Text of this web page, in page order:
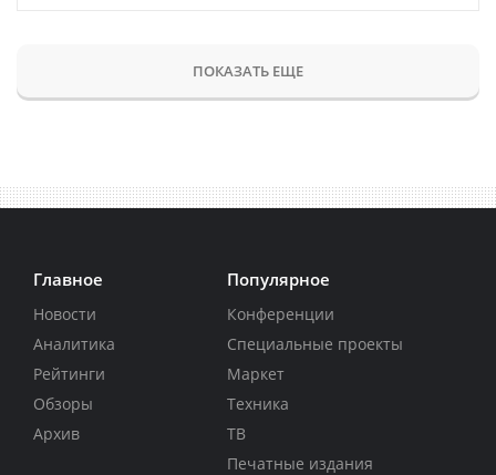
ПОКАЗАТЬ ЕЩЕ
Главное
Новости
Аналитика
Рейтинги
Обзоры
Архив
Популярное
Конференции
Специальные проекты
Маркет
Техника
ТВ
Печатные издания